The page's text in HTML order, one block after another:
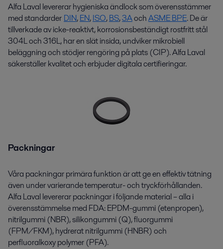
Alfa Laval levererar hygieniska ändlock som överensstämmer
med standarder DIN,EN,ISO,BS,3AochASME BPE. De är
tillverkade av icke-reaktivt, korrosionsbeständigt rostfritt stål
304L och 316L, har en slät insida, undviker mikrobiell
beläggning och stödjer rengöring på plats (CIP). Alfa Laval
säkerställer kvalitet och erbjuder digitala certifieringar.
Packningar
Våra packningarprimära funktion är att ge en effektiv tätning
även under varierande temperatur- och tryckförhållanden.
Alfa Laval levererar packningar i följande material – alla i
överensstämmelse med FDA: EPDM-gummi (etenpropen),
nitrilgummi (NBR), silikongummi (Q), fluorgummi
(FPM/FKM), hydreratnitrilgummi (HNBR) och
perfluoralkoxypolymer (PFA).